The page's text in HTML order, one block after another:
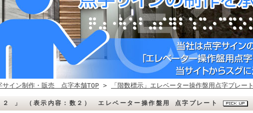
サイン制作・販売 点字本舗TOP > 「階数標示」エレベーター操作盤用点字プレート
」 （表示内容：数２） エレベーター操作盤用 点字プレート